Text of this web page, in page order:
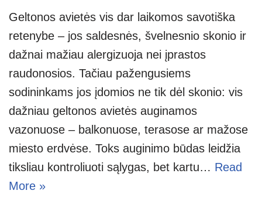
Geltonos avietės vis dar laikomos savotiška
retenybe – jos saldesnės, švelnesnio skonio ir
dažnai mažiau alergizuoja nei įprastos
raudonosios. Tačiau pažengusiems
sodininkams jos įdomios ne tik dėl skonio: vis
dažniau geltonos avietės auginamos
vazonuose – balkonuose, terasose ar mažose
miesto erdvėse. Toks auginimo būdas leidžia
tiksliau kontroliuoti sąlygas, bet kartu… Read
More »